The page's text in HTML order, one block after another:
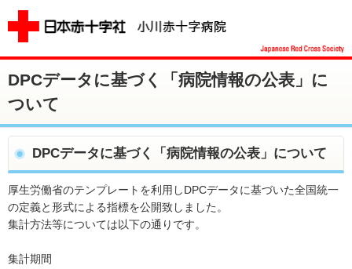
DPCデータに基づく「病院情報の公表」に
ついて
DPCデータに基づく「病院情報の公表」について
厚生労働省のテンプレートを利用しDPCデータに基づいた全国統一
の定義と形式による指標を公開致しました。
集計方法等については以下の通りです。
集計期間